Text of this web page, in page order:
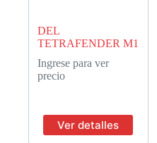
DEL
TETRAFENDER M1
Ingrese para ver
precio
Ver detalles